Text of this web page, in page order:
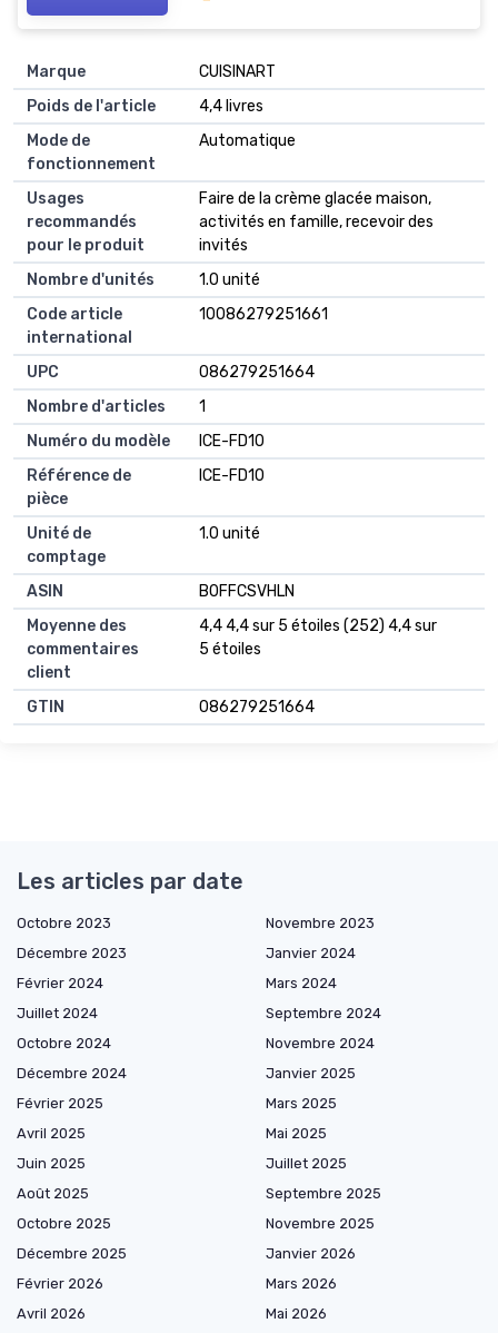
Marque
CUISINART
Poids de l'article
4,4 livres
Mode de
fonctionnement
Automatique
Usages
recommandés
pour le produit
Faire de la crème glacée maison,
activités en famille, recevoir des
invités
Nombre d'unités
1.0 unité
Code article
international
10086279251661
UPC
086279251664
Nombre d'articles
1
Numéro du modèle
ICE-FD10
Référence de
pièce
ICE-FD10
Unité de
comptage
1.0 unité
ASIN
B0FFCSVHLN
Moyenne des
commentaires
client
4,4 4,4 sur 5 étoiles (252) 4,4 sur
5 étoiles
GTIN 086279251664
Les articles par date
Octobre 2023
Novembre 2023
Décembre 2023
Janvier 2024
Février 2024
Mars 2024
Juillet 2024
Septembre 2024
Octobre 2024
Novembre 2024
Décembre 2024
Janvier 2025
Février 2025
Mars 2025
Avril 2025
Mai 2025
Juin 2025
Juillet 2025
Août 2025
Septembre 2025
Octobre 2025
Novembre 2025
Décembre 2025
Janvier 2026
Février 2026
Mars 2026
Avril 2026
Mai 2026